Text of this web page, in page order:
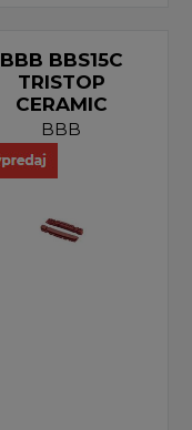
BBB BBS15C
TRISTOP
CERAMIC
BBB